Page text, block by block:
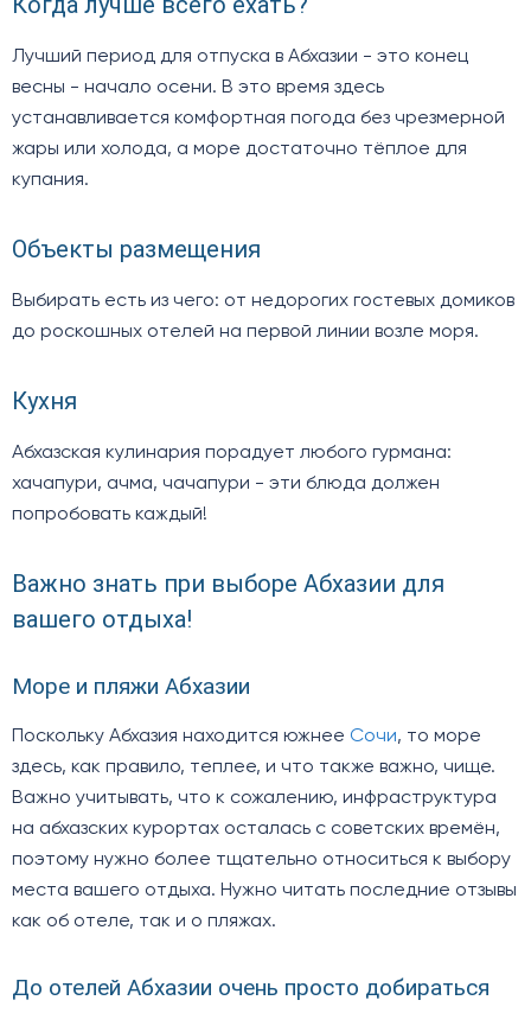
Лучший период для отпуска в Абхазии - это конец
весны - начало осени. В это время здесь
устанавливается комфортная погода без чрезмерной
жары или холода, а море достаточно тёплое для
купания.
Объекты размещения
Выбирать есть из чего: от недорогих гостевых домиков
до роскошных отелей на первой линии возле моря.
Кухня
Абхазская кулинария порадует любого гурмана:
хачапури, ачма, чачапури - эти блюда должен
попробовать каждый!
Важно знать при выборе Абхазии для
вашего отдыха!
Море и пляжи Абхазии
Поскольку Абхазия находится южнее Сочи, то море
здесь, как правило, теплее, и что также важно, чище.
Важно учитывать, что к сожалению, инфраструктура
на абхазских курортах осталась с советских времён,
поэтому нужно более тщательно относиться к выбору
места вашего отдыха. Нужно читать последние отзывы
как об отеле, так и о пляжах.
До отелей Абхазии очень просто добираться